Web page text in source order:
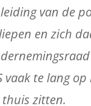
van de
en zich
vaak te lang
zitten.